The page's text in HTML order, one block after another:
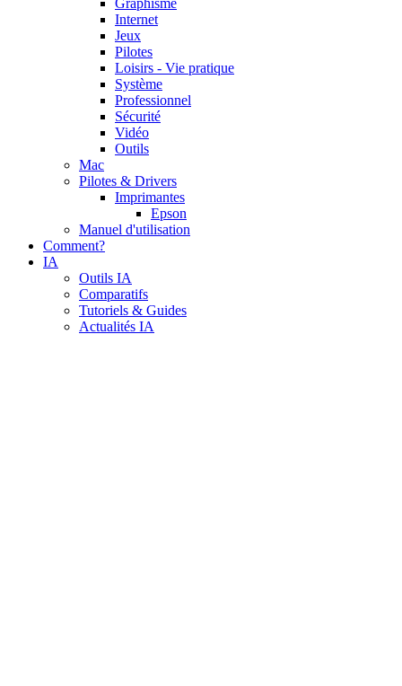
Internet
Jeux
Pilotes
Loisirs - Vie pratique
Système
Professionnel
Sécurité
Vidéo
Outils
Mac
Pilotes & Drivers
Imprimantes
Epson
Manuel d'utilisation
Comment?
IA
Outils IA
Comparatifs
Tutoriels & Guides
Actualités IA